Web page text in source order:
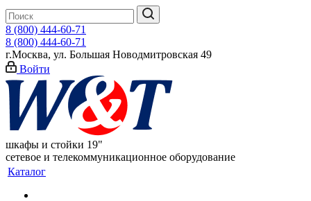
8 (800) 444-60-71
8 (800) 444-60-71
г.Москва, ул. Большая Новодмитровская 49
Войти
шкафы и стойки 19"
сетевое и телекоммуникационное оборудование
Каталог